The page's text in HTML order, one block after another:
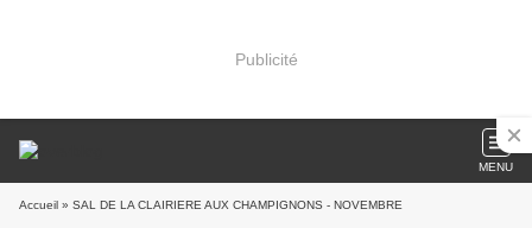
Publicité
MENU
Accueil » SAL DE LA CLAIRIERE AUX CHAMPIGNONS - NOVEMBRE